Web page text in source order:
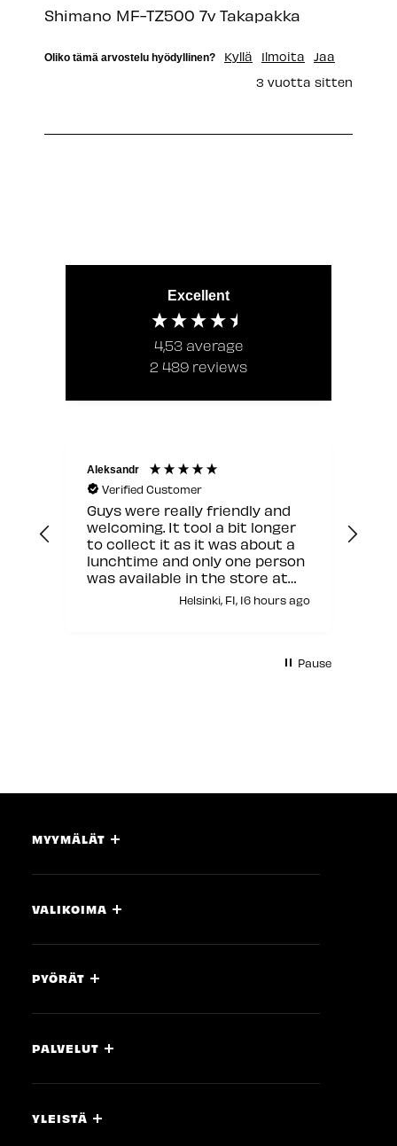
Shimano MF-TZ500 7v Takapakka
Oliko tämä arvostelu hyödyllinen? Kyllä Ilmoita
Jaa
3 vuotta sitten
Excellent
4,53 average
2 489 reviews
Aleksandr
Verified Customer
Guys were really friendly and
welcoming. It tool a bit longer
to collect it as it was about a
lunchtime and only one person
was available in the store at
that moment but other than
Helsinki, FI, 16 hours ago
Pause
MYYMÄLÄT
VALIKOIMA
PYÖRÄT
PALVELUT
YLEISTÄ